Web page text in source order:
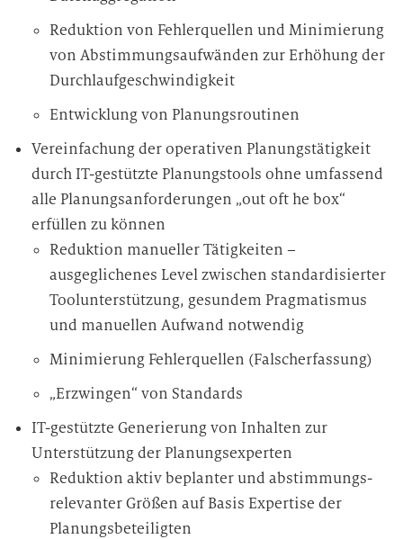
Reduktion von Fehlerquellen und Minimierung
von Abstimmungsaufwänden zur Erhöhung der
Durchlaufgeschwindigkeit
Entwicklung von Planungsroutinen
Vereinfachung der operativen Planungstätigkeit
durch IT-gestützte Planungstools ohne umfassend
alle Planungsanforderungen „out oft he box“
erfüllen zu können
Reduktion manueller Tätigkeiten –
ausgeglichenes Level zwischen standardisierter
Toolunterstützung, gesundem Pragmatismus
und manuellen Aufwand notwendig
Minimierung Fehlerquellen (Falscherfassung)
„Erzwingen“ von Standards
IT-gestützte Generierung von Inhalten zur
Unterstützung der Planungsexperten
Reduktion aktiv beplanter und abstimmungs-
relevanter Größen auf Basis Expertise der
Planungsbeteiligten